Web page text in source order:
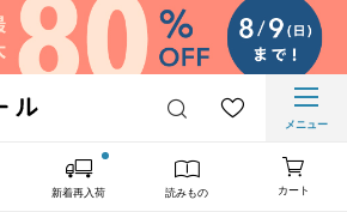
メニュー
新着再入荷 読みもの カート